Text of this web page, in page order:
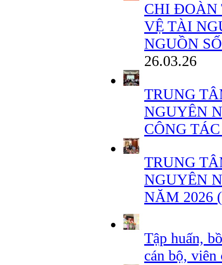
CHI ĐOÀN
VỆ TÀI
NGUỒN
26.03.26
TRUNG
NGUYÊN
CÔNG
TRUNG
NGUYÊN
NĂM 2026
Tập huấn,
cán bộ,